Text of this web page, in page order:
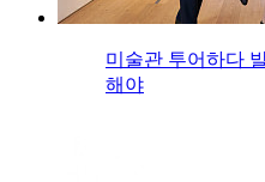
미술관 투어하다
해야